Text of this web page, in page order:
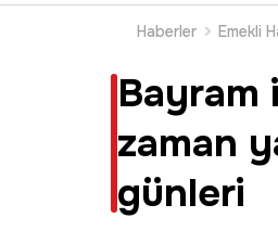
Haberler Emekli
Bayram
zaman
günleri